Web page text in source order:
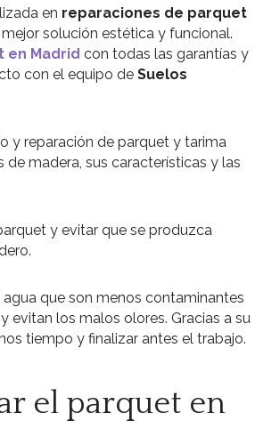
en reparaciones de parquet
solución estética y funcional.
en Madrid con todas las garantías y
con el equipo de Suelos
y reparación de parquet y tarima
madera, sus características y las
y evitar que se produzca
que son menos contaminantes
evitan los malos olores. Gracias a su
tiempo y finalizar antes el trabajo.
el parquet en